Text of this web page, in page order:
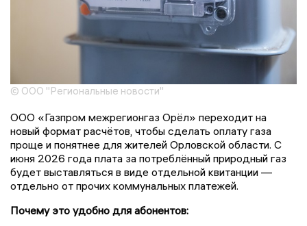
© ООО "Региональные новости"
ООО «Газпром межрегионгаз Орёл» переходит на
новый формат расчётов, чтобы сделать оплату газа
проще и понятнее для жителей Орловской области. С
июня 2026 года плата за потреблённый природный газ
будет выставляться в виде отдельной квитанции —
отдельно от прочих коммунальных платежей.
Почему это удобно для абонентов: